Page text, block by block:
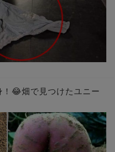
😂畑で見つけたユニー